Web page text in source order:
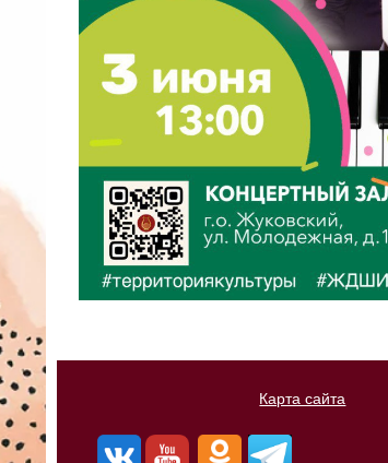
Карта сайта